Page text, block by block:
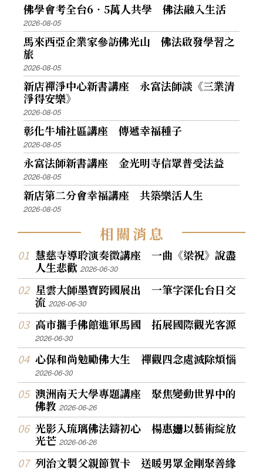
佛學會考全台6‧5萬人共學 佛法融入生活
2026-08-05
馬來西亞企業家參訪佛光山 佛法啟發學習之
旅
2026-08-05
新店禪淨中心新書講座 永富法師談《三業清
淨得安樂》
2026-08-05
彰化牛埔社區講座 傳遞幸福種子
2026-08-05
永富法師新書講座 金光明寺信眾普受法益
2026-08-05
新店第二分會幸福講座 共築樂活人生
2026-08-05
相關消息
慧慈寺導聆演奏微講座 一曲《梁祝》說盡
人生悲歡2026-06-30
星雲大師墨寶跨國展出 一筆字深化台日交
流2026-06-30
高市攜手佛館進軍馬國 拓展國際觀光客源
2026-06-30
心保和尚勉勵佛大生 禪觀四念處滅除煩惱
2026-06-30
澳洲南天大學專題講座 聚焦變動世界中的
佛教2026-06-26
光影入琉璃佛法鑄初心 楊惠姗以藝術綻放
光芒2026-06-26
列治文製父親節賀卡 送暖男眾金剛聚善緣